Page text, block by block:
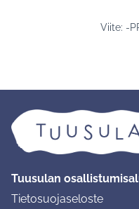
Viite: -
Tuusulan
Tietosuojaseloste